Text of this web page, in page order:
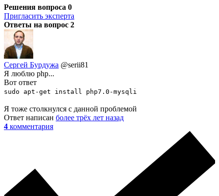
Решения вопроса 0
Пригласить эксперта
Ответы на вопрос 2
Сергей Бурдужа @serii81
Я люблю phр...
Вот ответ
sudo apt-get install php7.0-mysqli
Я тоже столкнулся с данной проблемой
Ответ написан более трёх лет назад
4 комментария